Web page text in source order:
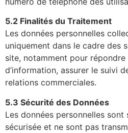
5.2 Finalités du Traitement
Les données personnelles
uniquement dans le cadre des
site, notamment pour répondre
d’information, assurer le suivi
relations commerciales.
5.3 Sécurité des Données
Les données personnelles
sécurisée et ne sont pas